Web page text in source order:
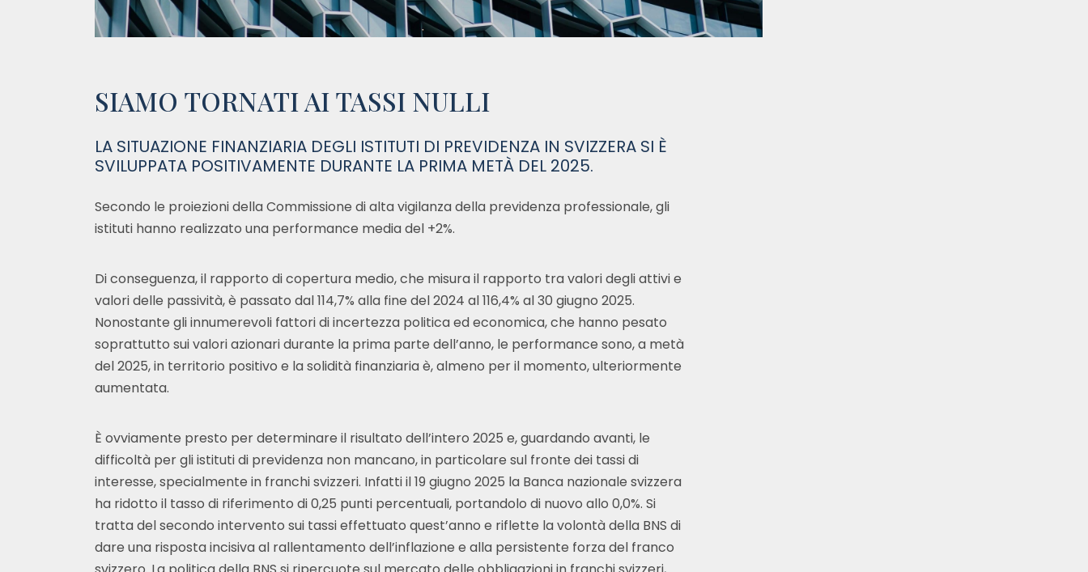
SIAMO TORNATI AI TASSI NULLI
LA SITUAZIONE FINANZIARIA DEGLI ISTITUTI DI PREVIDENZA IN SVIZZERA SI È
SVILUPPATA POSITIVAMENTE DURANTE LA PRIMA METÀ DEL 2025.
Secondo le proiezioni della Commissione di alta vigilanza della previdenza professionale, gli
istituti hanno realizzato una performance media del +2%.
Di conseguenza, il rapporto di copertura medio, che misura il rapporto tra valori degli attivi e
valori delle passività, è passato dal 114,7% alla fine del 2024 al 116,4% al 30 giugno 2025.
Nonostante gli innumerevoli fattori di incertezza politica ed economica, che hanno pesato
soprattutto sui valori azionari durante la prima parte dell’anno, le performance sono, a metà
del 2025, in territorio positivo e la solidità finanziaria è, almeno per il momento, ulteriormente
aumentata.
È ovviamente presto per determinare il risultato dell’intero 2025 e, guardando avanti, le
difficoltà per gli istituti di previdenza non mancano, in particolare sul fronte dei tassi di
interesse, specialmente in franchi svizzeri. Infatti il 19 giugno 2025 la Banca nazionale svizzera
ha ridotto il tasso di riferimento di 0,25 punti percentuali, portandolo di nuovo allo 0,0%. Si
tratta del secondo intervento sui tassi effettuato quest’anno e riflette la volontà della BNS di
dare una risposta incisiva al rallentamento dell’inflazione e alla persistente forza del franco